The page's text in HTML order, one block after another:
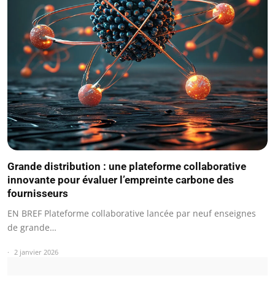
Grande distribution : une plateforme collaborative
innovante pour évaluer l’empreinte carbone des
fournisseurs
EN BREF Plateforme collaborative lancée par neuf enseignes
de grande…
2 janvier 2026